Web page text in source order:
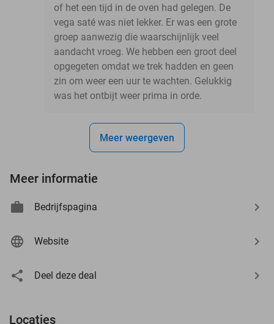
of het een tijd in de oven had gelegen. De
vega saté was niet lekker. Er was een grote
groep aanwezig die waarschijnlijk veel
aandacht vroeg. We hebben een groot deel
opgegeten omdat we trek hadden en geen
zin om weer een uur te wachten. Gelukkig
was het ontbijt weer prima in orde.
Meer weergeven
Meer informatie
Bedrijfspagina
Website
Deel deze deal
Locaties